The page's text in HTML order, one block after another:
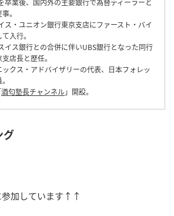
。
ス・ユニオン銀行東京支店にファースト・バイ
入行。
イス銀行との合併に伴いUBS銀行となった同行
店長と歴任。
クス・アドバイザリーの代表、日本フォレッ
酒匂塾長チャンネル」開設。
グ
加しています↑↑